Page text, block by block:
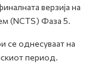
верзија на
(NCTS) Фаза 5.
се однесуваат на
период.